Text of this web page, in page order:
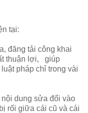
tại:
đăng tải công khai
thuận lợi, giúp
pháp chỉ trong vài
dung sửa đổi vào
rối giữa cái cũ và cái